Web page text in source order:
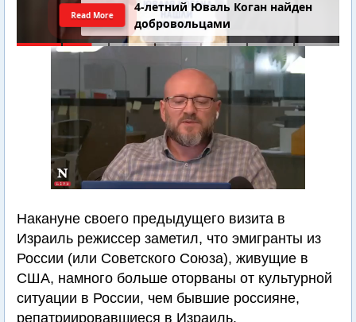
4-летний Юваль Коган найден
добровольцами
Read More
Накануне своего предыдущего визита в
Израиль режиссер заметил, что эмигранты из
России (или Советского Союза), живущие в
США, намного больше оторваны от культурной
ситуации в России, чем бывшие россияне,
репатриировавшиеся в Израиль.